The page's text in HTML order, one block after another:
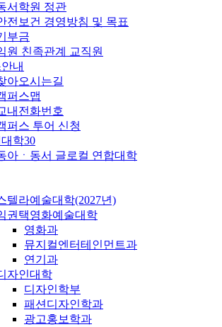
서학원 정관
전보건 경영방침 및 목표
부금
원 친족관계 교직원
내
아오시는길
퍼스맵
내전화번호
퍼스 투어 신청
학30
아ㆍ동서 글로컬 연합대학
텔라예술대학(2027년)
권택영화예술대학
영화과
뮤지컬엔터테인먼트과
연기과
자인대학
디자인학부
패션디자인학과
광고홍보학과